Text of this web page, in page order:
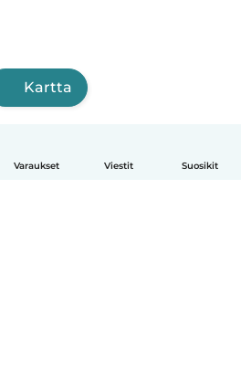
Varaukset Viestit Suosikit
Kartta